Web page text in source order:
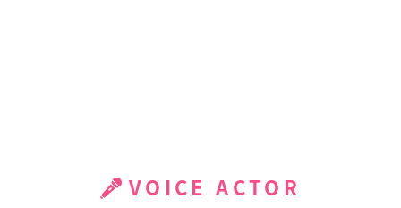
VOICE ACTOR